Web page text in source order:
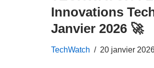
Innovations
Janvier 2026 🚀
TechWatch 20 janvier